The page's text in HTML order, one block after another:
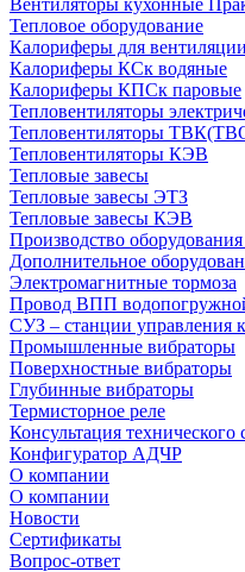
Вентиляторы кухонные
Тепловое оборудование
Калориферы для вентиляции
Калориферы КСк водяные
Калориферы КПСк паровые
Тепловентиляторы
Тепловентиляторы
Тепловентиляторы КЭВ
Тепловые завесы
Тепловые завесы ЭТЗ
Тепловые завесы КЭВ
Производство
Дополнительное
Электромагнитные тормоза
Провод ВПП
СУЗ – станции управления
Промышленные вибраторы
Поверхностные вибраторы
Глубинные вибраторы
Термисторное реле
Консультация технического
Конфигуратор АДЧР
О компании
О компании
Новости
Сертификаты
Вопрос-ответ